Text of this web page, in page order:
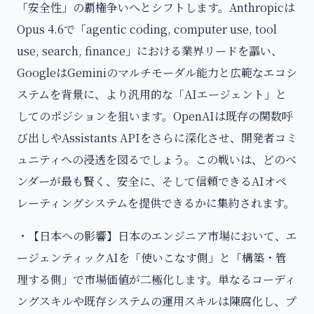
「安全性」の覇権争いへとシフトします。Anthropicは
Opus 4.6で「agentic coding, computer use, tool
use, search, finance」における業界リードを謳い、
GoogleはGeminiのマルチモーダル能力と広範なエコシ
ステムを背景に、より汎用的な「AIエージェント」と
してのポジションを狙います。OpenAIは既存の関数呼
び出しやAssistants APIをさらに深化させ、開発者コミ
ュニティへの浸透を図るでしょう。この戦いは、どのベ
ンダーが最も賢く、安全に、そして信頼できるAIオペ
レーティングシステムを提供できるかに集約されます。
・【日本への影響】日本のエンジニア市場において、エ
ージェンティックAIを「使いこなす側」と「構築・管
理する側」で市場価値が二極化します。単なるコーディ
ングスキルや既存システムの運用スキルは陳腐化し、プ